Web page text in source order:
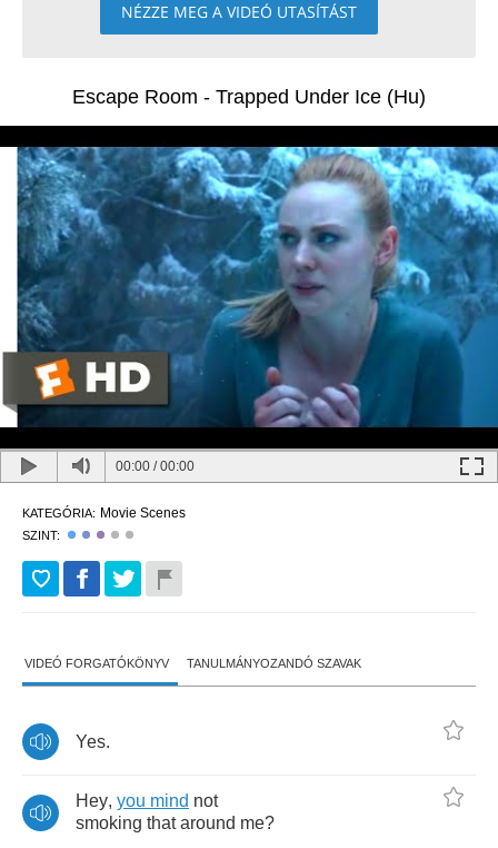
NÉZZE MEG A VIDEÓ UTASÍTÁST
Escape Room - Trapped Under Ice (Hu)
00:00 /00:00
KATEGÓRIA: Movie Scenes
SZINT:
VIDEÓ FORGATÓKÖNYV TANULMÁNYOZANDÓ SZAVAK
Yes.
Hey, you mind not
smoking that around me?